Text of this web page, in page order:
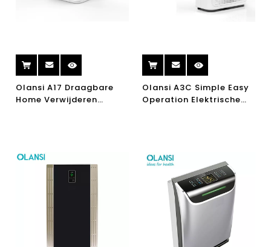
Olansi A17 Draagbare
Home Verwijderen
Olansi A3C Simple Easy
Operation Elektrische